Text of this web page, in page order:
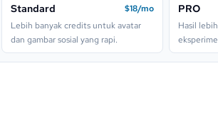
Standard
$18/mo
Lebih banyak credits untuk avatar
dan gambar sosial yang rapi.
PRO
Hasil